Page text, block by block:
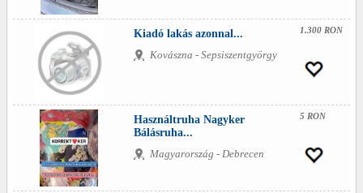
Kiadó lakás azonnal...
Kovászna - Sepsiszentgyörgy
1.300 RON
Használtruha Nagyker
Bálásruha...
Magyarország - Debrecen
5 RON